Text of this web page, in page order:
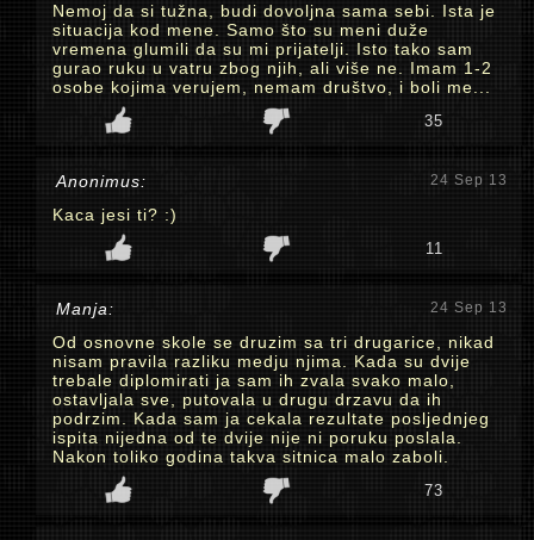
Nemoj da si tužna, budi dovoljna sama sebi. Ista je
situacija kod mene. Samo što su meni duže
vremena glumili da su mi prijatelji. Isto tako sam
gurao ruku u vatru zbog njih, ali više ne. Imam 1-2
osobe kojima verujem, nemam društvo, i boli me...
35
Anonimus: 24 Sep 13
Kaca jesi ti? :)
11
Manja: 24 Sep 13
Od osnovne skole se druzim sa tri drugarice, nikad
nisam pravila razliku medju njima. Kada su dvije
trebale diplomirati ja sam ih zvala svako malo,
ostavljala sve, putovala u drugu drzavu da ih
podrzim. Kada sam ja cekala rezultate posljednjeg
ispita nijedna od te dvije nije ni poruku poslala.
Nakon toliko godina takva sitnica malo zaboli.
73